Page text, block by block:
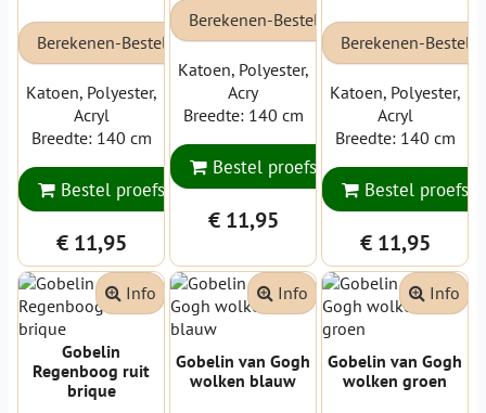
Berekenen-Bestellen
Katoen, Polyester,
Acryl
Breedte: 140 cm
Bestel proefstaal
€ 11,95
Berekenen-Bestellen
Katoen, Polyester,
Acry
Breedte: 140 cm
Bestel proefstaal
€ 11,95
Berekenen-
Katoen, Polyester,
Acryl
Breedte: 140 cm
Bestel
€ 11,95
Gobelin
Regenboog ruit
brique
Info
Gobelin van Gogh
wolken blauw
Info
Gobelin van Gogh
wolken groen
Info